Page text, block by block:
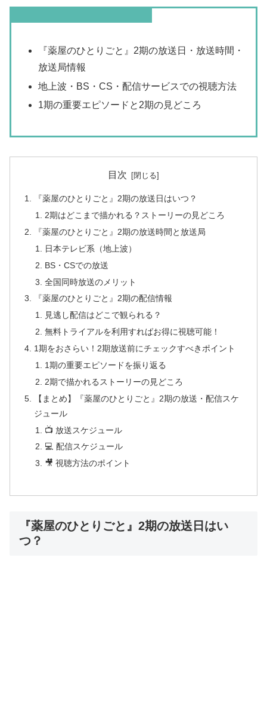
『薬屋のひとりごと』2期の放送日・放送時間・
放送局情報
地上波・BS・CS・配信サービスでの視聴方法
1期の重要エピソードと2期の見どころ
目次
『薬屋のひとりごと』2期の放送日はいつ？
2期はどこまで描かれる？ストーリーの見どころ
『薬屋のひとりごと』2期の放送時間と放送局
日本テレビ系（地上波）
BS・CSでの放送
全国同時放送のメリット
『薬屋のひとりごと』2期の配信情報
見逃し配信はどこで観られる？
無料トライアルを利用すればお得に視聴可能！
1期をおさらい！2期放送前にチェックすべきポイント
1期の重要エピソードを振り返る
2期で描かれるストーリーの見どころ
【まとめ】『薬屋のひとりごと』2期の放送・配信スケ
ジュール
📺 放送スケジュール
💻 配信スケジュール
🎥 視聴方法のポイント
『薬屋のひとりごと』2期の放送日はい
つ？